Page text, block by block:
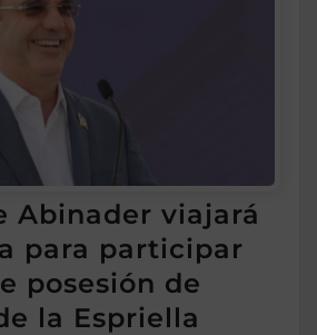
Abinader viajará
para participar
posesión de
la Espriella